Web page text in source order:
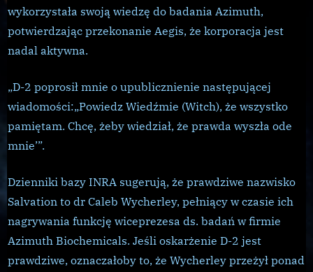
wykorzystała swoją wiedzę do badania Azimuth,
potwierdzając przekonanie Aegis, że korporacja jest
nadal aktywna.
„D-2 poprosił mnie o upublicznienie następującej
wiadomości:„Powiedz Wiedźmie (Witch), że wszystko
pamiętam. Chcę, żeby wiedział, że prawda wyszła ode
mnie’”.
Dzienniki bazy INRA sugerują, że prawdziwe nazwisko
Salvation to dr Caleb Wycherley, pełniący w czasie ich
nagrywania funkcję wiceprezesa ds. badań w firmie
Azimuth Biochemicals. Jeśli oskarżenie D-2 jest
prawdziwe, oznaczałoby to, że Wycherley przeżył ponad